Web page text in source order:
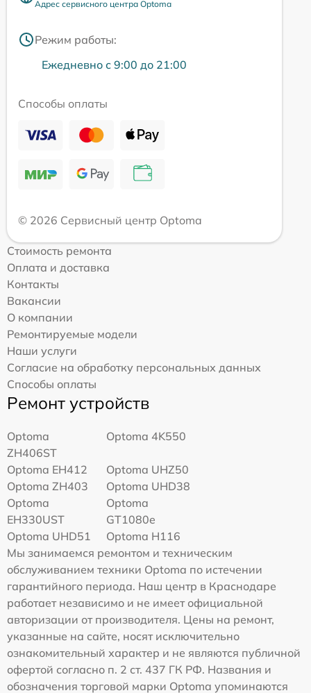
Адрес сервисного центра Optoma
Режим работы:
Ежедневно с 9:00 до 21:00
Способы оплаты
© 2026 Сервисный центр Optoma
Стоимость ремонта
Оплата и доставка
Контакты
Вакансии
О компании
Ремонтируемые модели
Наши услуги
Согласие на обработку персональных данных
Способы оплаты
Ремонт устройств
Optoma
ZH406ST
Optoma 4K550
Optoma EH412
Optoma UHZ50
Optoma ZH403
Optoma UHD38
Optoma
EH330UST
Optoma
GT1080e
Optoma UHD51
Optoma H116
Мы занимаемся ремонтом и техническим
обслуживанием техники Optoma по истечении
гарантийного периода. Наш центр в Краснодаре
работает независимо и не имеет официальной
авторизации от производителя. Цены на ремонт,
указанные на сайте, носят исключительно
ознакомительный характер и не являются публичной
офертой согласно п. 2 ст. 437 ГК РФ. Названия и
обозначения торговой марки Optoma упоминаются